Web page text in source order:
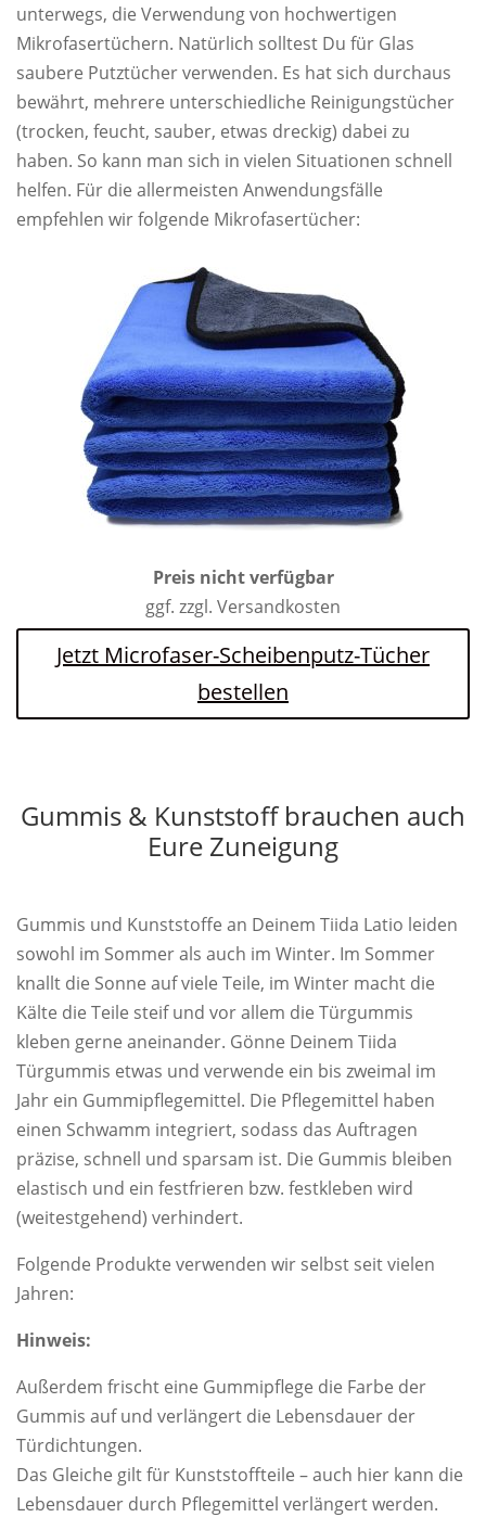
unterwegs, die Verwendung von hochwertigen
Mikrofasertüchern. Natürlich solltest Du für Glas
saubere Putztücher verwenden. Es hat sich durchaus
bewährt, mehrere unterschiedliche Reinigungstücher
(trocken, feucht, sauber, etwas dreckig) dabei zu
haben. So kann man sich in vielen Situationen schnell
helfen. Für die allermeisten Anwendungsfälle
empfehlen wir folgende Mikrofasertücher:
Preis nicht verfügbar
ggf. zzgl. Versandkosten
Jetzt Microfaser-Scheibenputz-Tücher
bestellen
Gummis & Kunststoff brauchen auch
Eure Zuneigung
Gummis und Kunststoffe an Deinem Tiida Latio leiden
sowohl im Sommer als auch im Winter. Im Sommer
knallt die Sonne auf viele Teile, im Winter macht die
Kälte die Teile steif und vor allem die Türgummis
kleben gerne aneinander. Gönne Deinem Tiida
Türgummis etwas und verwende ein bis zweimal im
Jahr ein Gummipflegemittel. Die Pflegemittel haben
einen Schwamm integriert, sodass das Auftragen
präzise, schnell und sparsam ist. Die Gummis bleiben
elastisch und ein festfrieren bzw. festkleben wird
(weitestgehend) verhindert.
Folgende Produkte verwenden wir selbst seit vielen
Jahren:
Hinweis:
Außerdem frischt eine Gummipflege die Farbe der
Gummis auf und verlängert die Lebensdauer der
Türdichtungen.
Das Gleiche gilt für Kunststoffteile – auch hier kann die
Lebensdauer durch Pflegemittel verlängert werden.